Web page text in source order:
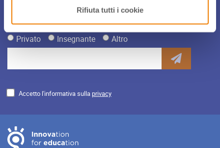
Rifiuta tutti i cookie
coloratissima newsletter!
Privato Insegnante Altro
Accetto l'informativa sulla privacy